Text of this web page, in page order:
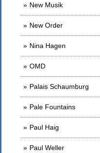
New Musik
New Order
Nina Hagen
OMD
Palais Schaumburg
Pale Fountains
Paul Haig
Paul Weller